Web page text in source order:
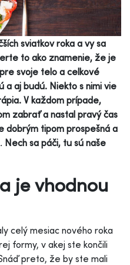
sviatkov roka a vy sa
to ako znamenie, že je
svoje telo a celkové
a aj budú. Niekto s nimi vie
V každom prípade,
zabrať a nastal pravý čas
dobrým tipom prospešná a
Nech sa páči, tu sú naše
je vhodnou
mesiac nového roka
formy, v akej ste končili
preto, že by ste mali